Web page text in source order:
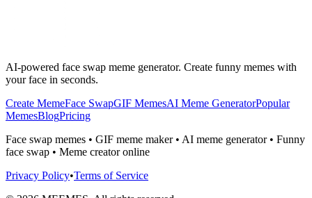
AI-powered face swap meme generator. Create funny memes with
your face in seconds.
Create MemeFace SwapGIF MemesAI Meme GeneratorPopular
MemesBlogPricing
Face swap memes • GIF meme maker • AI meme generator • Funny
face swap • Meme creator online
Privacy Policy•Terms of Service